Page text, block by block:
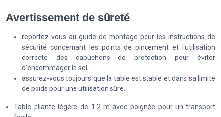
Avertissement de sûreté
reportez-vous au guide de montage pour les instructions de
sécurité concernant les points de pincement et l'utilisation
correcte des capuchons de protection pour éviter
d'endommager le sol.
assurez-vous toujours que la table est stable et dans sa limite
de poids pour une utilisation sûre.
Table pliante légère de 1.2 m avec poignée pour un transport